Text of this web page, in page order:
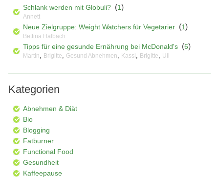
Schlank werden mit Globuli? (1)
Annett
Neue Zielgruppe: Weight Watchers für Vegetarier (1)
Bettina Halbach
Tipps für eine gesunde Ernährung bei McDonald's (6)
Martin, Brigitte, Gesund Abnehmen, Kassl , Brigitte, Uli
Kategorien
Abnehmen & Diät
Bio
Blogging
Fatburner
Functional Food
Gesundheit
Kaffeepause